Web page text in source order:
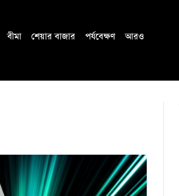
বীমা শেয়ার বাজার পর্যবেক্ষণ আরও